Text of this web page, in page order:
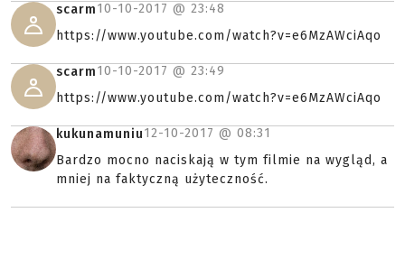
scarm10-10-2017 @ 23:48
https://www.youtube.com/watch?v=e6MzAWciAqo
scarm10-10-2017 @ 23:49
https://www.youtube.com/watch?v=e6MzAWciAqo
kukunamuniu12-10-2017 @ 08:31
Bardzo mocno naciskają w tym filmie na wygląd, a
mniej na faktyczną użyteczność.